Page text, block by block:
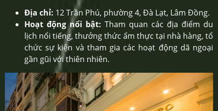
Địa chỉ: 12 Trần Phú, phường 4, Đà Lạt, Lâm Đồng.
Hoạt động nổi bật: Tham quan các địa điểm du
lịch nổi tiếng, thưởng thức ẩm thực tại nhà hàng, tổ
chức sự kiện và tham gia các hoạt động dã ngoại
gần gũi với thiên nhiên.